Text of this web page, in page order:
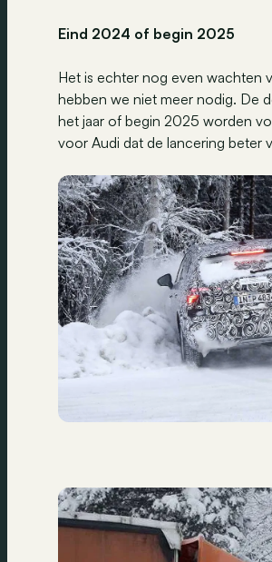
Eind 2024 of begin 2025
Het is echter nog even wachten
hebben we niet meer nodig. De
het jaar of begin 2025 worden
voor Audi dat de lancering beter